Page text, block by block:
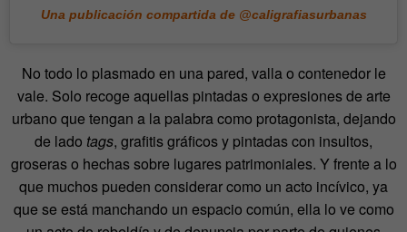
Una publicación compartida de @caligrafiasurbanas
No todo lo plasmado en una pared, valla o contenedor le
vale. Solo recoge aquellas pintadas o expresiones de arte
urbano que tengan a la palabra como protagonista, dejando
de lado tags, grafitis gráficos y pintadas con insultos,
groseras o hechas sobre lugares patrimoniales. Y frente a lo
que muchos pueden considerar como un acto incívico, ya
que se está manchando un espacio común, ella lo ve como